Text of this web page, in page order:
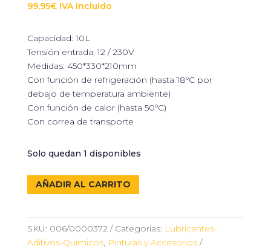
99,95€ IVA incluido
Capacidad: 10L
Tensión entrada: 12 / 230V
Medidas: 450*330*210mm
Con función de refrigeración (hasta 18ºC por
debajo de temperatura ambiente)
Con función de calor (hasta 50ºC)
Con correa de transporte
Solo quedan 1 disponibles
NEVERA
10L
cantidad
AÑADIR AL CARRITO
SKU: 006/0000372 Categorías: Lubricantes-
Aditivos-Químicos, Pinturas y Accesorios